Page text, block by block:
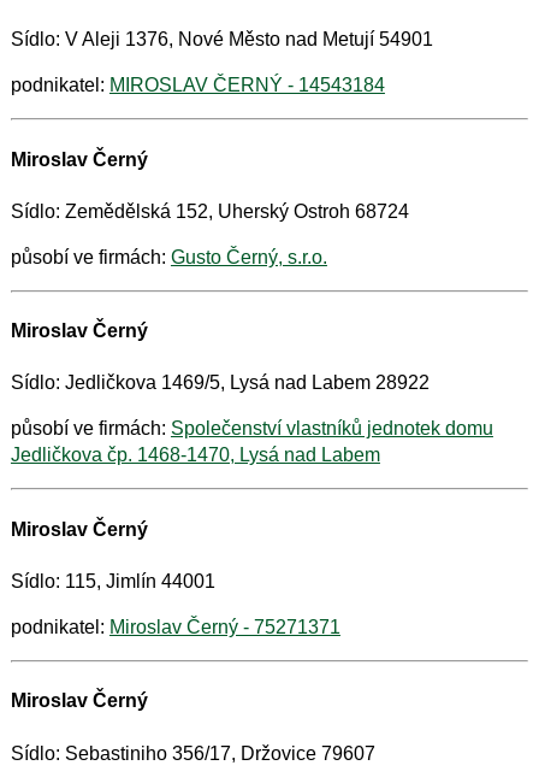
Sídlo: V Aleji 1376, Nové Město nad Metují 54901
podnikatel: MIROSLAV ČERNÝ - 14543184
Miroslav Černý
Sídlo: Zemědělská 152, Uherský Ostroh 68724
působí ve firmách: Gusto Černý, s.r.o.
Miroslav Černý
Sídlo: Jedličkova 1469/5, Lysá nad Labem 28922
působí ve firmách: Společenství vlastníků jednotek domu
Jedličkova čp. 1468-1470, Lysá nad Labem
Miroslav Černý
Sídlo: 115, Jimlín 44001
podnikatel: Miroslav Černý - 75271371
Miroslav Černý
Sídlo: Sebastiniho 356/17, Držovice 79607